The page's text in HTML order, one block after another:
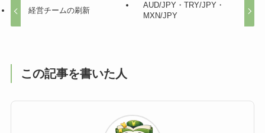
経営チームの刷新
AUD/JPY・TRY/JPY・
MXN/JPY
この記事を書いた人